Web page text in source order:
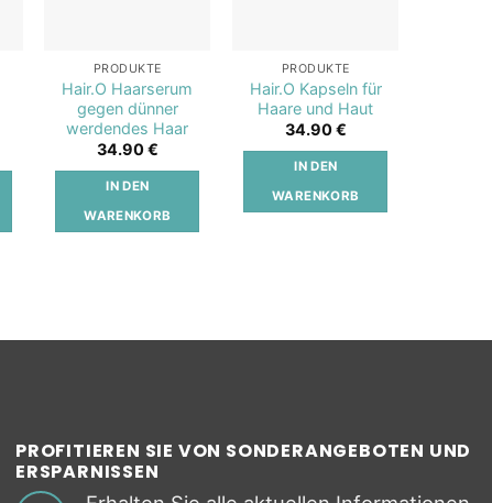
PRODUKTE
Hair.O Haarserum
gegen dünner
werdendes Haar
34.90€
IN DEN
WARENKORB
PRODUKTE
Hair.O Kapseln für
Haare und Haut
34.90€
IN DEN
WARENKORB
PROFITIEREN SIE VON SONDERANGEBOTEN UND
ERSPARNISSEN